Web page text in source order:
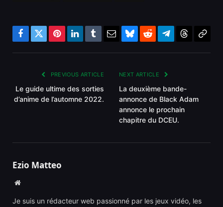
Facebook
TwitterPinterestLinkedInTumblrEmailBlueskyRedditTelegram
PREVIOUS ARTICLE
Le guide ultime des sorties
d’anime de l’automne 2022.
NEXT ARTICLE
La deuxième bande-
annonce de Black Adam
annonce le prochain
chapitre du DCEU.
Ezio Matteo
Website
Je suis un rédacteur web passionné par les jeux vidéo, les